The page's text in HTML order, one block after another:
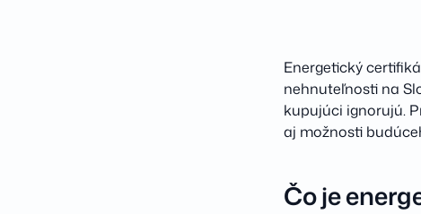
Energetický
nehnuteľnosti na
kupujúci ignorujú.
aj možnosti
Čo je